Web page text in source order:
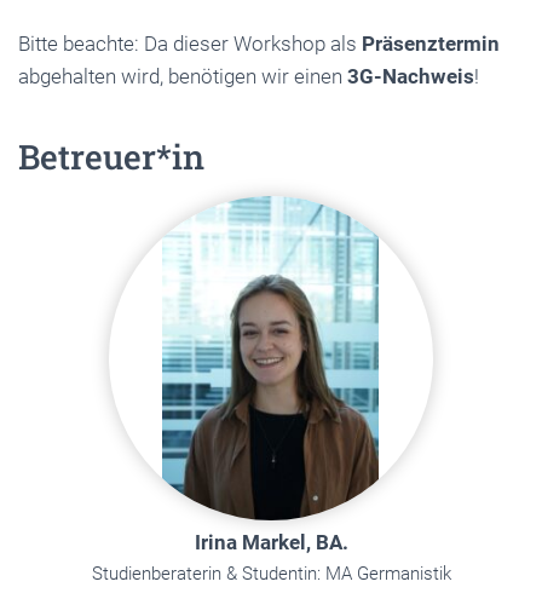
Bitte beachte: Da dieser Workshop als Präsenztermin
abgehalten wird, benötigen wir einen 3G-Nachweis!
Betreuer*in
Irina Markel, BA.
Studienberaterin & Studentin: MA Germanistik